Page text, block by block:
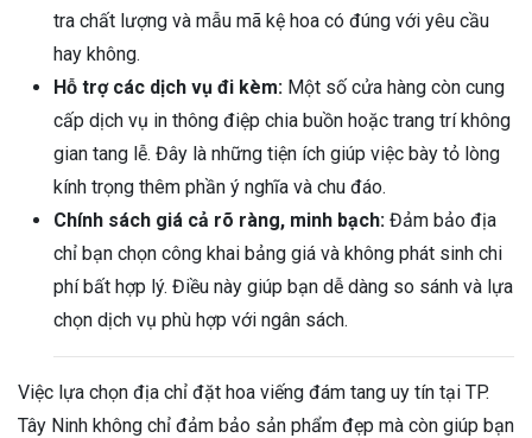
tra chất lượng và mẫu mã kệ hoa có đúng với yêu cầu
hay không.
Hỗ trợ các dịch vụ đi kèm: Một số cửa hàng còn cung
cấp dịch vụ in thông điệp chia buồn hoặc trang trí không
gian tang lễ. Đây là những tiện ích giúp việc bày tỏ lòng
kính trọng thêm phần ý nghĩa và chu đáo.
Chính sách giá cả rõ ràng, minh bạch: Đảm bảo địa
chỉ bạn chọn công khai bảng giá và không phát sinh chi
phí bất hợp lý. Điều này giúp bạn dễ dàng so sánh và lựa
chọn dịch vụ phù hợp với ngân sách.
Việc lựa chọn địa chỉ đặt hoa viếng đám tang uy tín tại TP.
Tây Ninh không chỉ đảm bảo sản phẩm đẹp mà còn giúp bạn